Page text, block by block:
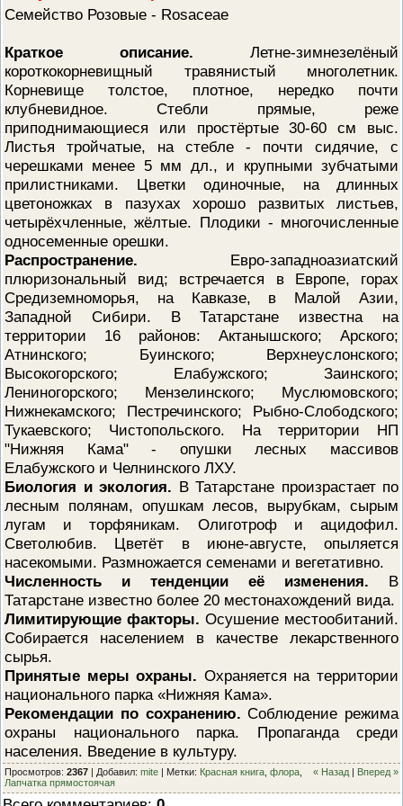
ПРОВЕРОЧНЫЙ ЛИСТ,
ГОСУДАРСТВЕННОГО
ОБЛАСТИ ОХРАНЫ И
ИСПОЛЬЗОВАНИЯ ООПТ
ФЕДЕРАЛЬНОГО ЗНАЧЕНИЯ
ПРОГРАММА ПРОФИЛАКТИКИ
РИСКОВ ПРИЧИНЕНИЯ
ПЛАН ПРОВЕДЕНИЯ
КОНТРОЛЬНЫХ
МЕРОПРИЯТИЙ
ИСЧЕРПЫВАЮЩИЙ
СВЕДЕНИЙ, КОТОРЫЕ МОГУТ
ЗАПРАШИВАТЬСЯ
Семейство Розовые - Rosaceae
Краткое описание. Летне-зимнезелёный
короткокорневищный травянистый многолетник.
Корневище толстое, плотное, нередко почти
клубневидное. Стебли прямые, реже
приподнимающиеся или простёртые 30-60 см выс.
Листья тройчатые, на стебле - почти сидячие, с
черешками менее 5 мм дл., и крупными зубчатыми
прилистниками. Цветки одиночные, на длинных
цветоножках в пазухах хорошо развитых листьев,
четырёхчленные, жёлтые. Плодики - многочисленные
односеменные орешки.
Распространение. Евро-западноазиатский
плюризональный вид; встречается в Европе, горах
Средиземноморья, на Кавказе, в Малой Азии,
Западной Сибири. В Татарстане известна на
территории 16 районов: Актанышского; Арского;
Атнинского; Буинского; Верхнеуслонского;
Высокогорского; Елабужского; Заинского;
Лениногорского; Мензелинского; Муслюмовского;
Нижнекамского; Пестречинского; Рыбно-Слободского;
Тукаевского; Чистопольского. На территории НП
"Нижняя Кама" - опушки лесных массивов
Елабужского и Челнинского ЛХУ.
Биология и экология. В Татарстане произрастает по
лесным полянам, опушкам лесов, вырубкам, сырым
лугам и торфяникам. Олиготроф и ацидофил.
Светолюбив. Цветёт в июне-августе, опыляется
насекомыми. Размножается семенами и вегетативно.
Численность и тенденции её изменения. В
Татарстане известно более 20 местонахождений вида.
Лимитирующие факторы. Осушение местообитаний.
Собирается населением в качестве лекарственного
сырья.
Принятые меры охраны. Охраняется на территории
национального парка «Нижняя Кама».
Рекомендации по сохранению. Соблюдение режима
охраны национального парка. Пропаганда среди
населения. Введение в культуру.
« Назад | Вперед »
Просмотров: 2367 | Добавил: mite | Метки: Красная книга флора
Лапчатка прямостоячая